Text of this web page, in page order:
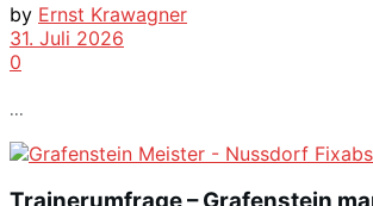
by Ernst Krawagner
31. Juli 2026
0
...